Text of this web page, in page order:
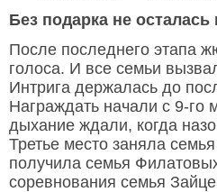
Без подарка не
После последнего этапа
голоса. И все семьи
Интрига держалась до
Награждать начали с 9-го
дыхание ждали, когда
Третье место заняла
получила семья
соревнования семья